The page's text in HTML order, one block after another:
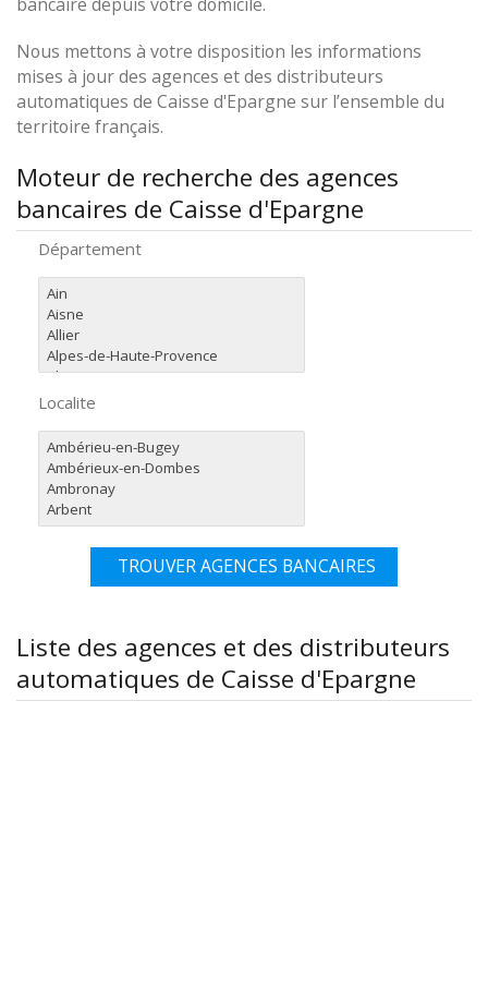
Nous mettons à votre disposition les informations
mises à jour des agences et des distributeurs
automatiques de Caisse d'Epargne sur l’ensemble du
territoire français.
Moteur de recherche des agences
bancaires de Caisse d'Epargne
Département
Localite
TROUVER AGENCES BANCAIRES
Liste des agences et des distributeurs
automatiques de Caisse d'Epargne